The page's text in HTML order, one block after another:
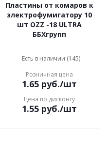
Пластины от комаров к
электрофумигатору 10
шт OZZ -18 ULTRA
ББХгрупп
Есть в наличии (145)
Розничная цена
1.65руб./шт
Цена по дисконту
1.55руб./шт